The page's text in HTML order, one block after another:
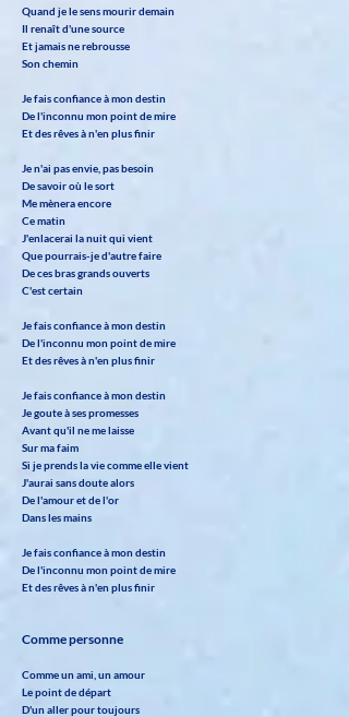
Quand je le sens mourir demain
Il renaît d'une source
Et jamais ne rebrousse
Son chemin
Je fais confiance à mon destin
De l'inconnu mon point de mire
Et des rêves à n'en plus finir
Je n'ai pas envie, pas besoin
De savoir où le sort
Me mènera encore
Ce matin
J'enlacerai la nuit qui vient
Que pourrais-je d'autre faire
De ces bras grands ouverts
C'est certain
Je fais confiance à mon destin
De l'inconnu mon point de mire
Et des rêves à n'en plus finir
Je fais confiance à mon destin
Je goute à ses promesses
Avant qu'il ne me laisse
Sur ma faim
Si je prends la vie comme elle vient
J'aurai sans doute alors
De l'amour et de l'or
Dans les mains
Je fais confiance à mon destin
De l'inconnu mon point de mire
Et des rêves à n'en plus finir
Comme personne
Comme un ami, un amour
Le point de départ
D'un aller pour toujours